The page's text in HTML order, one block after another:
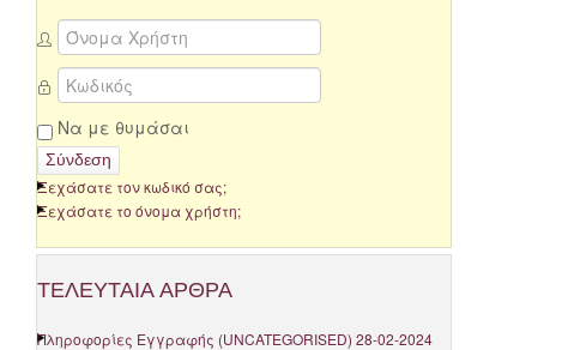
Να με θυμάσαι
Σύνδεση
Ξεχάσατε τον κωδικό σας;
Ξεχάσατε το όνομα χρήστη;
ΤΕΛΕΥΤΑΊΑΆΡΘΡΑ
Πληροφορίες Εγγραφής (UNCATEGORISED) 28-02-2024